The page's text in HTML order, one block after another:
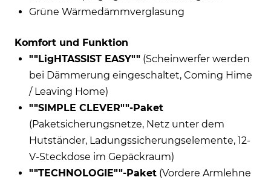
Grüne Wärmedämmverglasung
Komfort und Funktion
""LigHTASSIST EASY"" (Scheinwerfer werden
bei Dämmerung eingeschaltet, Coming Hime
/ Leaving Home)
""SIMPLE CLEVER""-Paket
(Paketsicherungsnetze, Netz unter dem
Hutständer, Ladungssicherungselemente, 12-
V-Steckdose im Gepäckraum)
""TECHNOLOGIE""-Paket (Vordere Armlehne